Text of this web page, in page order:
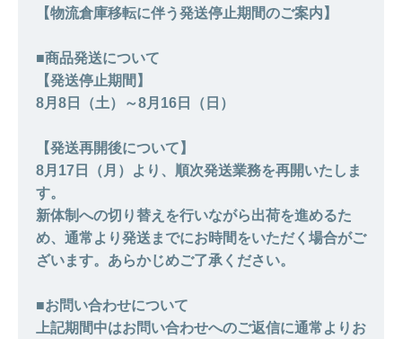
【物流倉庫移転に伴う発送停止期間のご案内】
■商品発送について
【発送停止期間】
8月8日（土）～8月16日（日）
【発送再開後について】
8月17日（月）より、順次発送業務を再開いたしま
す。
新体制への切り替えを行いながら出荷を進めるた
め、通常より発送までにお時間をいただく場合がご
ざいます。あらかじめご了承ください。
■お問い合わせについて
上記期間中はお問い合わせへのご返信に通常よりお